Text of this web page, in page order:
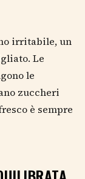
irritabile, un
Le
le
zuccheri
è sempre